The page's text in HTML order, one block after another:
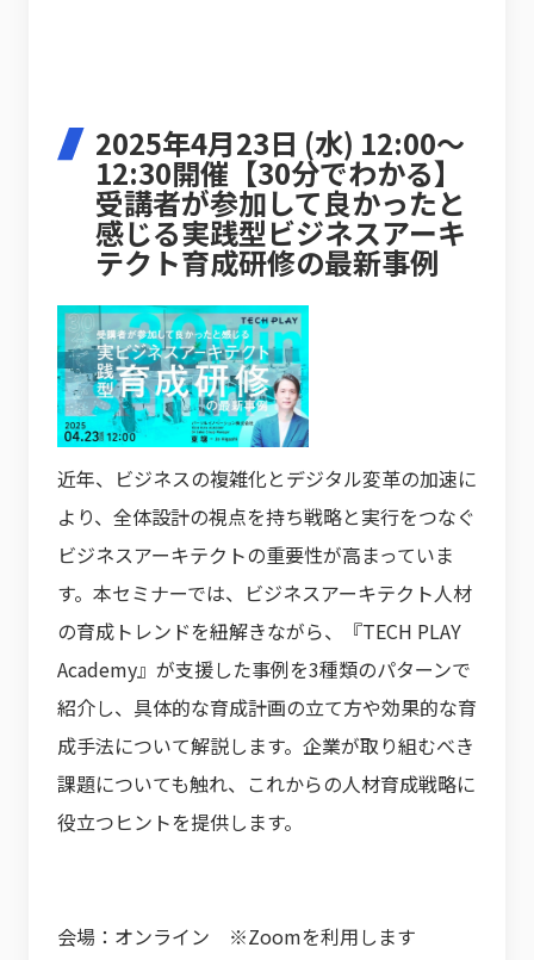
2025年4月23日 (水) 12:00～
12:30開催【30分でわかる】
受講者が参加して良かったと
感じる実践型ビジネスアーキ
テクト育成研修の最新事例
近年、ビジネスの複雑化とデジタル変革の加速に
より、全体設計の視点を持ち戦略と実行をつなぐ
ビジネスアーキテクトの重要性が高まっていま
す。本セミナーでは、ビジネスアーキテクト人材
の育成トレンドを紐解きながら、『TECH PLAY
Academy』が支援した事例を3種類のパターンで
紹介し、具体的な育成計画の立て方や効果的な育
成手法について解説します。企業が取り組むべき
課題についても触れ、これからの人材育成戦略に
役立つヒントを提供します。
会場：オンライン ※Zoomを利用します